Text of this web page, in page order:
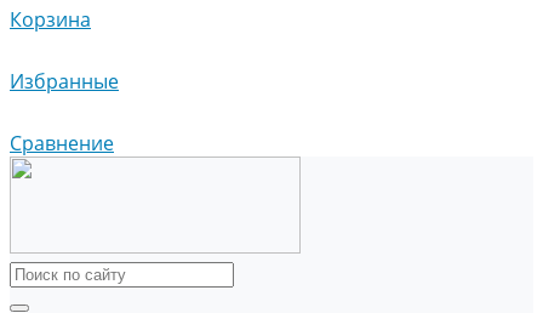
Корзина
Избранные
Сравнение